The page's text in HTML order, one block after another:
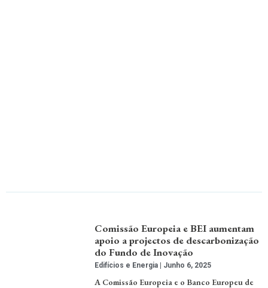
Comissão Europeia e BEI aumentam
apoio a projectos de descarbonização
do Fundo de Inovação
Edifícios e Energia Junho 6, 2025
A Comissão Europeia e o Banco Europeu de